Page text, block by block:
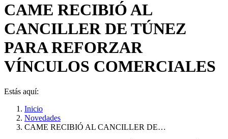
CAME RECIBIÓ AL
CANCILLER DE TÚNEZ
PARA REFORZAR
VÍNCULOS COMERCIALES
Estás aquí:
Inicio
Novedades
CAME RECIBIÓ AL CANCILLER DE…